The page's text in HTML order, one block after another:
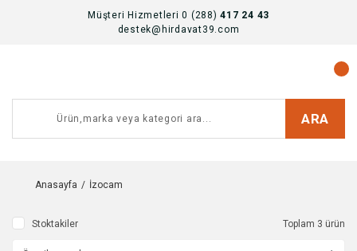
Müşteri Hizmetleri 0 (288)417 24 43
destek@hirdavat39.com
ARA
Anasayfa İzocam
Stoktakiler Toplam 3 ürün